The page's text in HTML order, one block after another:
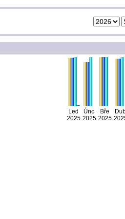
Led
2025
Úno
2025
Bře
2025